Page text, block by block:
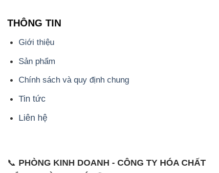
THÔNG TIN
Giới thiệu
Sản phẩm
Chính sách và quy định chung
Tin tức
Liên hệ
📞 PHÒNG KINH DOANH - CÔNG TY HÓA CHẤT